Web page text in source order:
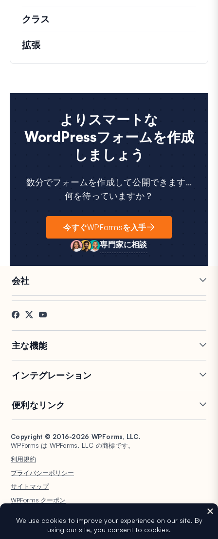
クラス
拡張
よりスマートな
WordPressフォームを作成
しましょう
数分でフォームを作成して公開できます...
何を待っていますか？
今すぐWPFormsを入手
専門家に相談
会社
採用情報
お客様の声
プレス
アフィリエイト
主な機能
条件付きロジック
会話型フォーム
フォームランディングページ
エントリー管理
フォーム放棄
フォーム通知
ファイルアップロード
計算フォーム
ジオロケーションフォーム
PDF生成
署名フォーム
スパム保護
アンケートと投票
インテグレーション
Google Sheets
Salesforce
HubSpot
Google ドライブ
Stripe
PayPal
Square
便利なリンク
ドキュメント
プランと料金
WordPress ホスティング
WPBeginner
WPConsent
Universally
Copyright © 2016-2026 WPForms, LLC.
WPForms は WPForms, LLC の商標です。
利用規約
プライバシーポリシー
サイトマップ
WPForms クーポン